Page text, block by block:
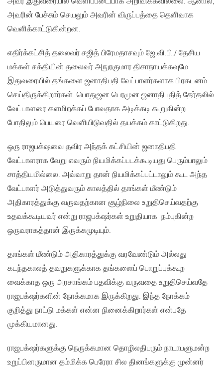
அவரின் பேச்சும் செயலும் அவரின் விருப்பத்தை தெளிவாக
வெளிக்காட்டுகின்றன.
எதிர்க்கட்சித் தலைவர் சஜித் பிரேமதாசவும் ஜே.வி.பி./ தேசிய
மக்கள் சக்தியின் தலைவர் அநுரகுமார திசாநாயக்கவுமே
இதுவரையில் தங்களை ஜனாதிபதி வேட்பாளர்களாக பிரகடனம்
செய்திருக்கிறார்கள். பொதுஜன பெரமுன ஜனாதிபதித் தேர்தலில்
வேட்பாளரை களமிறக்கப் போவதாக அடிக்கடி கூறுகின்ற
போதிலும் பெயரை வெளியிடுவதில் தயக்கம் காட்டுகிறது.
ஒரு ராஜபக்‌ஷவை தவிர அந்தக் கட்சியின் ஜனாதிபதி
வேட்பாளராக வேறு எவரும் நியமிக்கப்படக்கூடியது பெரும்பாலும்
சாத்தியமில்லை. அவ்வாறு தான் நியமிக்கப்பட்டாலும் கூட அந்த
வேட்பாளர் அடுத்துவரும் காலத்தில் தாங்கள் மீண்டும்
அதிகாரத்துக்கு வருவதற்கான சூழ்நிலை உறுதிசெய்வதற்கு
உதவக்கூடியவர் என்று ராஜபக்‌ஷர்கள் உறுதியாக நம்புகின்ற
ஒருவராகத்தான் இருக்கமுடியும்.
தாங்கள் மீண்டும் அதிகாரத்துக்கு வரவேண்டும் அல்லது
கடந்தகாலத் தவறுகளுக்காக தங்களைப் பொறுப்புக்கூற
வைக்காத ஒரு அரசாங்கம் பதவிக்கு வருவதை உறுதிசெய்வதே
ராஜபக்‌ஷர்களின் நோக்கமாக இருக்கிறது. இந்த நோக்கம்
குறித்து நாட்டு மக்கள் என்ன நினைக்கிறார்கள் என்பதே
முக்கியமானது.
ராஜபக்‌ஷர்களுக்கு நெருக்கமான தொழிலதிபரும் நாடாபளுமன்ற
உறுப்பினருமான தம்மிக்க பெரேரா சில தினங்களுக்கு முன்னர்